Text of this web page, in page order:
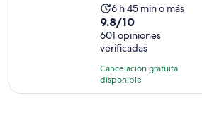
La
actividad
dura
6
horas
y
45
6 h 45 min o más
9.8
de
10
con
601
opiniones
9.8/10
601 opiniones
verificadas
Cancelación gratuita
disponible